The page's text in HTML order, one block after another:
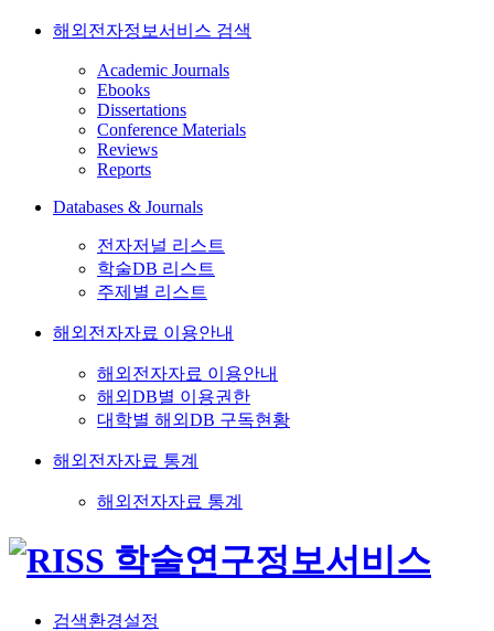
해외전자정보서비스 검색
Academic Journals
Ebooks
Dissertations
Conference Materials
Reviews
Reports
Databases & Journals
전자저널 리스트
학술DB 리스트
주제별 리스트
해외전자자료 이용안내
해외전자자료 이용안내
해외DB별 이용권한
대학별 해외DB 구독현황
해외전자자료 통계
해외전자자료 통계
검색환경설정